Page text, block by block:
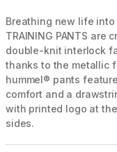
Breathing new life into
TRAINING PANTS are
double-knit interlock
thanks to the metallic
hummel® pants
comfort and a
with printed logo at
sides.